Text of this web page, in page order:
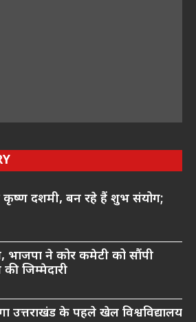
कृष्ण दशमी, बन रहे हैं शुभ संयोग;
भाजपा ने कोर कमेटी को सौंपी
की जिम्मेदारी
उत्तराखंड के पहले खेल विश्वविद्यालय